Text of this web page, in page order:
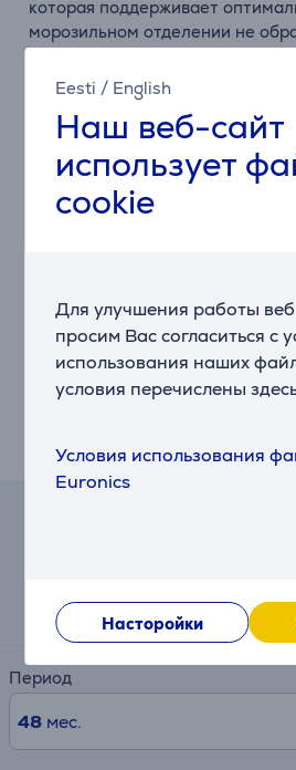
Eesti / English
Наш веб-сайт
использует
cookie
Для улучшения работы
просим Вас согласиться с
использования наших
условия перечислены
Условия использования
Euronics
Насторойки
которая поддерживает
морозильном отделении не
ДЕСЯТИЛЕТНЯЯ ГАРАНТИЯ
Вам понравится абсолютное
от мысли о десятилетней
Гарантия покрывает расходы,
возникнуть в ходе ремонтных
транспортировки, общего
УПРАВЛЕНИЕ. ТОНКАЯ
Получите полный контроль над
холодильника. Панель и
обеспечивают легкий доступ к
настройкам и настройкам
качество хранения.
27 €
Период
48мес.